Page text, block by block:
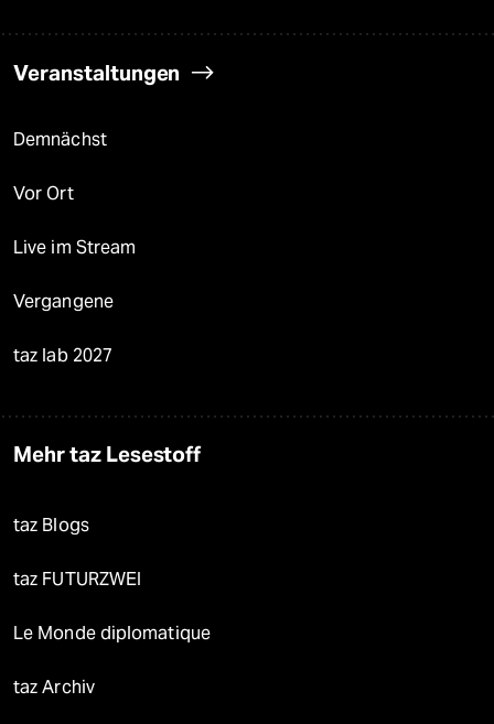
Veranstaltungen
Demnächst
Vor Ort
Live im Stream
Vergangene
taz lab 2027
Mehr taz Lesestoff
taz Blogs
taz FUTURZWEI
Le Monde diplomatique
taz Archiv